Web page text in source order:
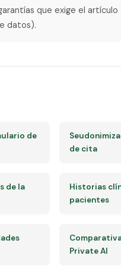
que exige el artículo
datos).
de
de cita
de la
Historias
pacientes
Private AI